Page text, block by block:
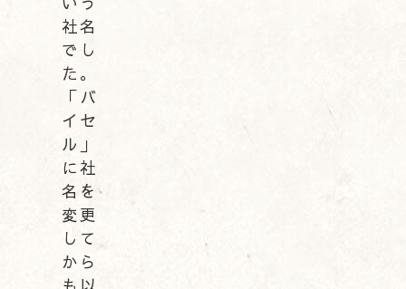
社名
でし
た。
「バ
イセ
ル」
に社
名を
変更
して
から